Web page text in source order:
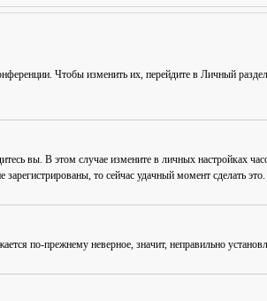
Чтобы изменить их, перейдите в Личный раздел
вы. В этом случае измените в личных настройках
то сейчас удачный момент сделать это.
по-прежнему неверное, значит, неправильно